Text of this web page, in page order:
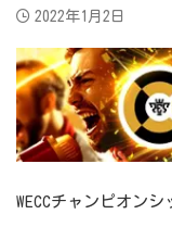
2022年1月2日
WECCチャンピオン